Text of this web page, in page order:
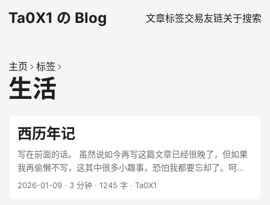
Ta0X1 の Blog 文章标签交易友链关于搜索
主页 标签
生活
西历年记
写在前面的话。 虽然说如今再写这篇文章已经很晚了，但如果
我再偷懒不写，这其中很多小趣事，恐怕我都要忘却了。呵
呵！我总是这么懈怠，从有想法到现在，竟然拖了这么多天。
2026-01-09 · 3 分钟 · 1245 字 · Ta0X1